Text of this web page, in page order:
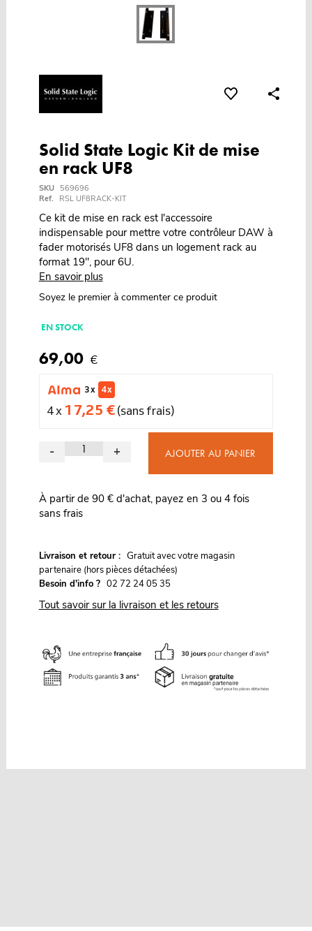
Solid State Logic Kit de mise
en rack UF8
SKU
569696
Ref.
RSL UF8RACK-KIT
Ce kit de mise en rack est l'accessoire
indispensable pour mettre votre contrôleur DAW à
fader motorisés UF8 dans un logement rack au
format 19", pour 6U.
En savoir plus
Soyez le premier à commenter ce produit
EN STOCK
69,00 €
3 x 4 x
4 x 17,25 €(sans frais)
- + AJOUTER AU PANIER
À partir de 90 € d'achat, payez en 3 ou 4 fois
sans frais
Livraison et retour : Gratuit avec votre magasin
partenaire (hors pièces détachées)
Besoin d'info ? 02 72 24 05 35
Tout savoir sur la livraison et les retours